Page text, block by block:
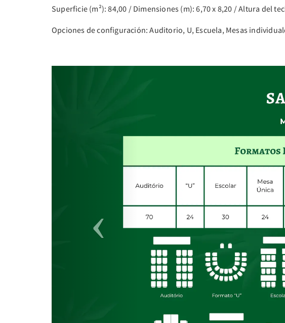
Superficie (m²): 84,00 / Dimensiones (m): 6,70 x 8,20 / Altura del
Opciones de configuración: Auditorio, U, Escuela, Mesas